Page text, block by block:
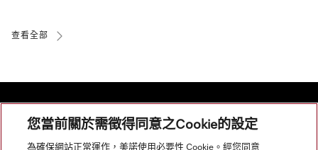
查看全部
您當前關於需徵得同意之Cookie的設定
為確保網站正常運作，美諾使用必要性 Cookie。經您同意